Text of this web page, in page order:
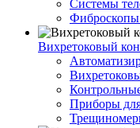
Системы
Фиброскопы
Вихретоковый
Приборы